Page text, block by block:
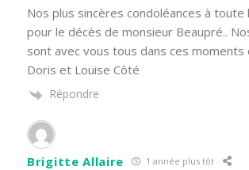
Nos plus sincères condoléances à toute
pour le décès de monsieur Beaupré..
sont avec vous tous dans ces moments
Doris et Louise Côté
Répondre
Brigitte Allaire 1 année plus tôt